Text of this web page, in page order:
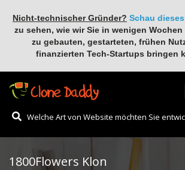
Nicht-technischer Gründer? Schau
zu sehen, wie wir Sie in wenigen
zu gebauten, gestarteten, frühen
finanzierten Tech-Startups bringen
1800Flowers Klon